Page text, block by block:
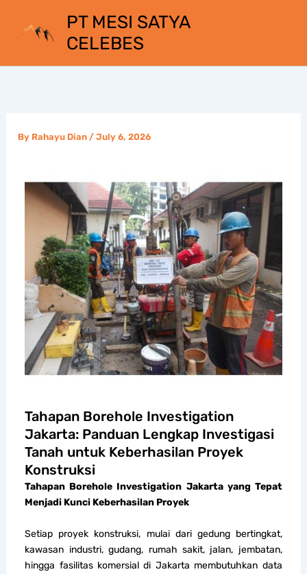
PT MESI SATYA
CELEBES
By Rahayu Dian /July 6, 2026
Tahapan Borehole Investigation
Jakarta: Panduan Lengkap Investigasi
Tanah untuk Keberhasilan Proyek
Konstruksi
Tahapan Borehole Investigation Jakarta yang Tepat
Menjadi Kunci Keberhasilan Proyek
Setiap proyek konstruksi, mulai dari gedung bertingkat,
kawasan industri, gudang, rumah sakit, jalan, jembatan,
hingga fasilitas komersial di Jakarta membutuhkan data